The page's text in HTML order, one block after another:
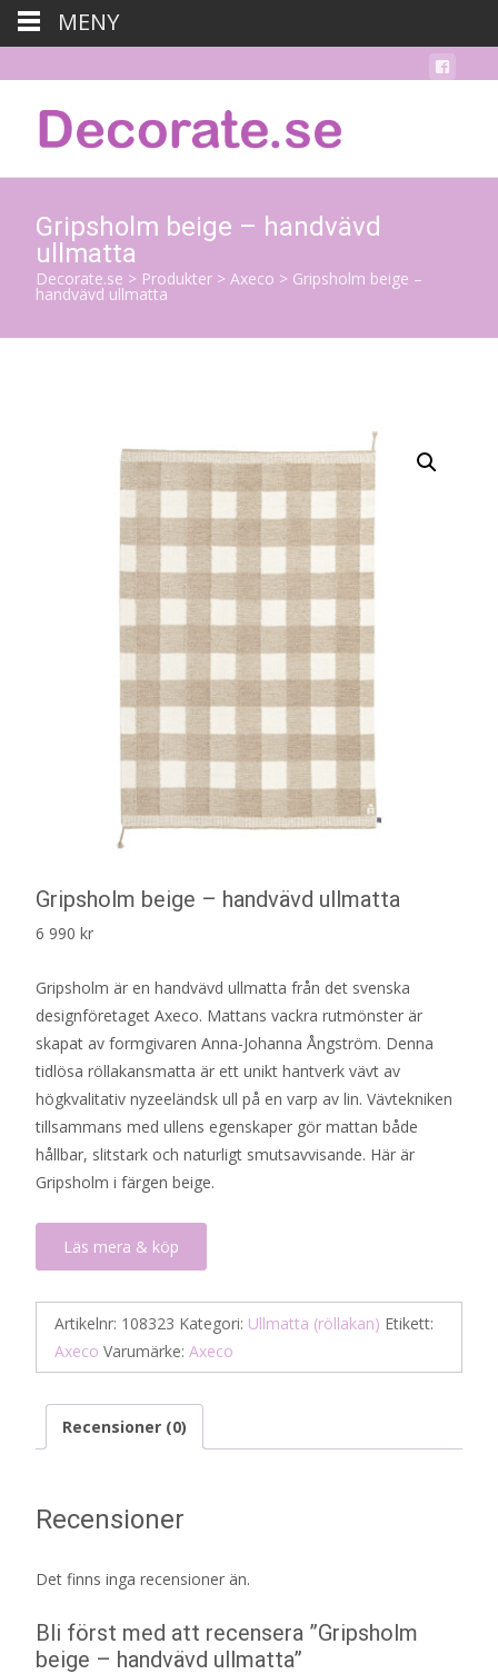
Gripsholm beige – handvävd
ullmatta
Decorate.se > Produkter > Axeco > Gripsholm beige –
handvävd ullmatta
Gripsholm beige – handvävd ullmatta
6 990 kr
Gripsholm är en handvävd ullmatta från det svenska
designföretaget Axeco. Mattans vackra rutmönster är
skapat av formgivaren Anna-Johanna Ångström. Denna
tidlösa röllakansmatta är ett unikt hantverk vävt av
högkvalitativ nyzeeländsk ull på en varp av lin. Vävtekniken
tillsammans med ullens egenskaper gör mattan både
hållbar, slitstark och naturligt smutsavvisande. Här är
Gripsholm i färgen beige.
Läs mera & köp
Artikelnr: 108323 Kategori: Ullmatta (röllakan) Etikett:
Axeco Varumärke: Axeco
Recensioner (0)
Recensioner
Det finns inga recensioner än.
Bli först med att recensera ”Gripsholm
beige – handvävd ullmatta”
MENY